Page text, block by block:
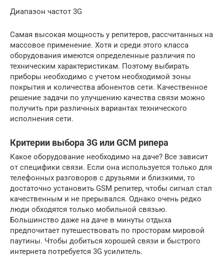
Диапазон частот 3G
Самая высокая мощность у репитеров, рассчитанных на
массовое применение. Хотя и среди этого класса
оборудования имеются определенные различия по
техническим характеристикам. Поэтому выбирать
приборы необходимо с учетом необходимой зоны
покрытия и количества абонентов сети. Качественное
решение задачи по улучшению качества связи можно
получить при различных вариантах технического
исполнения сети.
Критерии выбора 3G или GCM рипера
Какое оборудование необходимо на даче? Все зависит
от специфики связи. Если она используется только для
телефонных разговоров с друзьями и близкими, то
достаточно установить GSM репитер, чтобы сигнал стал
качественным и не прерывался. Однако очень редко
люди обходятся только мобильной связью.
Большинство даже на даче в минуты отдыха
предпочитает путешествовать по просторам мировой
паутины. Чтобы добиться хорошей связи и быстрого
интернета потребуется 3G усилитель.